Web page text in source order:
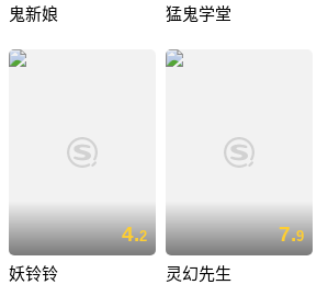
鬼新娘 猛鬼学堂
4.2
妖铃铃
7.9
灵幻先生